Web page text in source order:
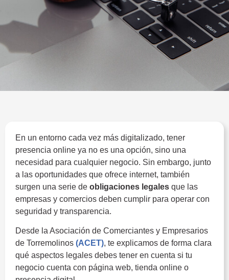
En un entorno cada vez más digitalizado, tener
presencia online ya no es una opción, sino una
necesidad para cualquier negocio. Sin embargo, junto
a las oportunidades que ofrece internet, también
surgen una serie de obligaciones legales que las
empresas y comercios deben cumplir para operar con
seguridad y transparencia.
Desde la Asociación de Comerciantes y Empresarios
de Torremolinos (ACET), te explicamos de forma clara
qué aspectos legales debes tener en cuenta si tu
negocio cuenta con página web, tienda online o